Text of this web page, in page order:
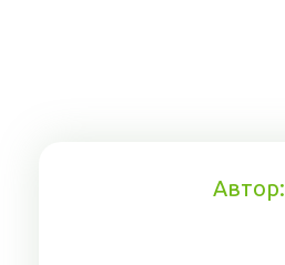
Автор: